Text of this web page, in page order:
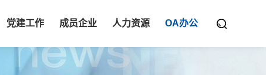
党建工作 成员企业 人力资源 OA办公